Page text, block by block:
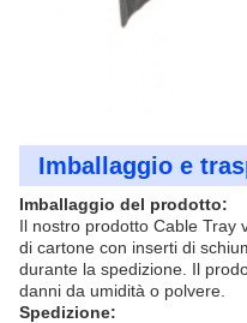
Imballaggio e
Imballaggio del prodotto:
Il nostro prodotto Cable Tray
di cartone con inserti di
durante la spedizione. Il
danni da umidità o polvere.
Spedizione: